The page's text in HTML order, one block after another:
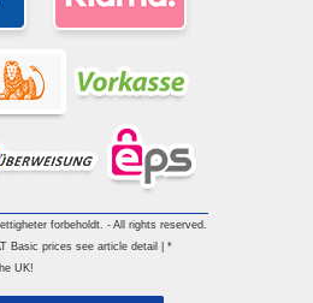
forbeholdt. - All rights reserved.
Basic prices see article detail | *
UK!